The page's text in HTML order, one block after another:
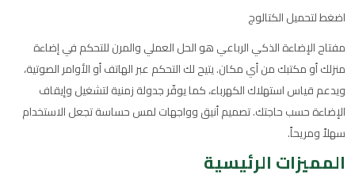
اضغط لتحميل الكتالوج
مفتاح الإضاءة الذكي الرباعي هو الحل العملي والمرن للتحكم في إضاءة
منزلك أو مكتبك من أي مكان. يتيح لك التحكم عبر الهاتف أو الأوامر الصوتية،
ويدعم قياس استهلاك الكهرباء، كما يوفّر جدولة زمنية لتشغيل وإيقاف
الإضاءة حسب حاجتك. تصميم أنيق وواجهات لمس حساسة تجعل الاستخدام
سهلاً ومريحاً.
المميزات الرئيسية